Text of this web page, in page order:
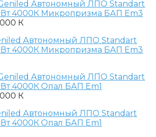
К
Автономный ЛПО Standart
4000К Микропризма БАП Em3
К
Автономный ЛПО Standart
4000К Опал БАП Em1